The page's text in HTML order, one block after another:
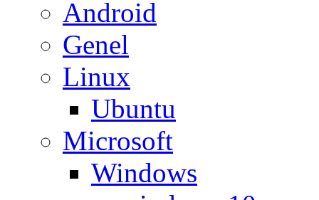
Android
Genel
Linux
Ubuntu
Microsoft
Windows